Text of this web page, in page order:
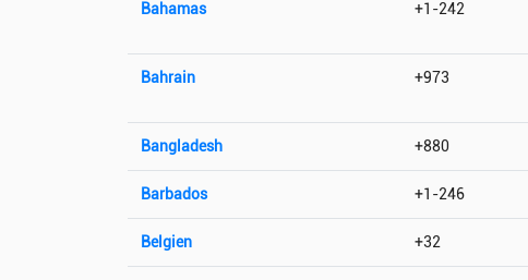
Bahamas +1-242
Bahrain +973
Bangladesh +880
Barbados +1-246
Belgien +32